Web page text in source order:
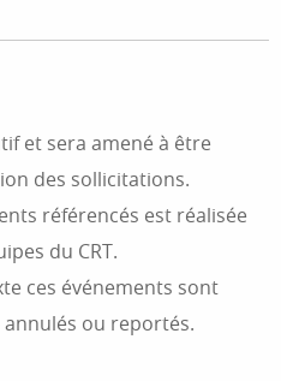
d'histoire"
du bronze"
et sera amené à être
des sollicitations.
référencés est réalisée
du CRT.
ces événements sont
annulés ou reportés.